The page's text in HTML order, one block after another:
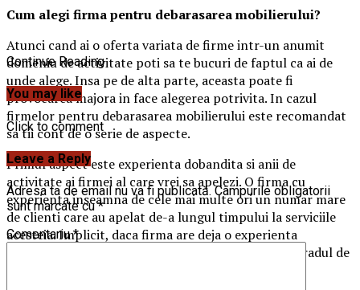
Cum alegi firma pentru debarasarea mobilierului?
Atunci cand ai o oferta variata de firme intr-un anumit
domeniu de activitate poti sa te bucuri de faptul ca ai de
unde alege. Insa pe de alta parte, aceasta poate fi
provocarea majora in face alegerea potrivita. In cazul
firmelor pentru debarasarea mobilierului este recomandat
sa tii cont de o serie de aspecte.
Primul aspect este experienta dobandita si anii de
activitate ai firmei al care vrei sa apelezi. O firma cu
experienta inseamna de cele mai multe ori un numar mare
de clienti care au apelat de-a lungul timpului la serviciile
acesteia. Implicit, daca firma are deja o experienta
indelungata, putem vorbi despre o certitudine ca gradul de
Continue Reading
You may like
Click to comment
Leave a Reply
Adresa ta de email nu va fi publicată. Câmpurile obligatorii
sunt marcate cu*
Comentariu*